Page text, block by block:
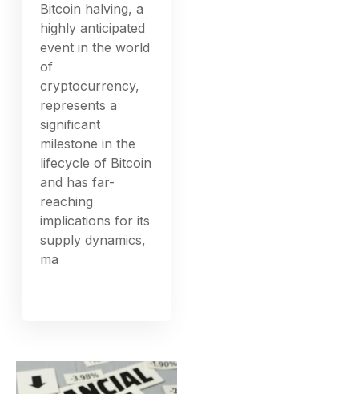
Bitcoin halving, a
highly anticipated
event in the world
of
cryptocurrency,
represents a
significant
milestone in the
lifecycle of Bitcoin
and has far-
reaching
implications for its
supply dynamics,
ma